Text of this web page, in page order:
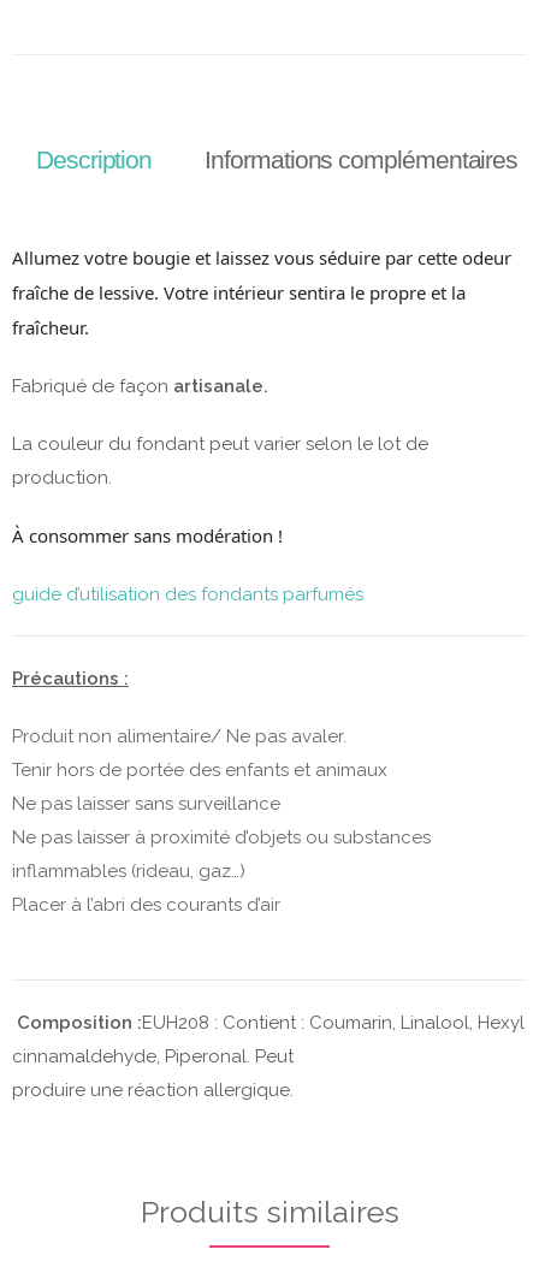
Description Informations complémentaires
Allumez votre bougie et laissez vous séduire par cette odeur
fraîche de lessive. Votre intérieur sentira le propre et la
fraîcheur.
Fabriqué de façon artisanale.
La couleur du fondant peut varier selon le lot de
production.
À consommer sans modération !
guide d’utilisation des fondants parfumés
Précautions :
Produit non alimentaire/ Ne pas avaler.
Tenir hors de portée des enfants et animaux
Ne pas laisser sans surveillance
Ne pas laisser à proximité d’objets ou substances
inflammables (rideau, gaz…)
Placer à l’abri des courants d’air
Composition :EUH208 : Contient : Coumarin, Linalool, Hexyl
cinnamaldehyde, Piperonal. Peut
produire une réaction allergique.
Produits similaires